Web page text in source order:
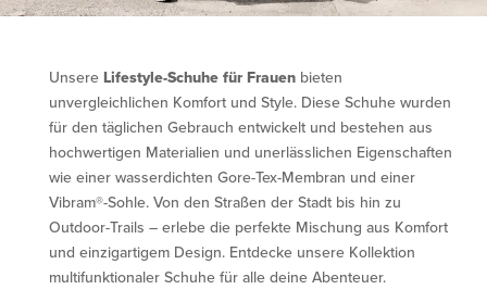
Unsere Lifestyle-Schuhe für Frauen bieten
unvergleichlichen Komfort und Style. Diese Schuhe wurden
für den täglichen Gebrauch entwickelt und bestehen aus
hochwertigen Materialien und unerlässlichen Eigenschaften
wie einer wasserdichten Gore-Tex-Membran und einer
Vibram®-Sohle. Von den Straßen der Stadt bis hin zu
Outdoor-Trails – erlebe die perfekte Mischung aus Komfort
und einzigartigem Design. Entdecke unsere Kollektion
multifunktionaler Schuhe für alle deine Abenteuer.